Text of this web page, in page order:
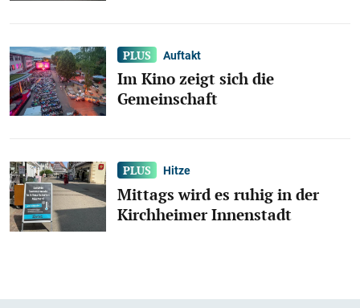
Auftakt
Im Kino zeigt sich die
Gemeinschaft
Hitze
Mittags wird es ruhig in der
Kirchheimer Innenstadt